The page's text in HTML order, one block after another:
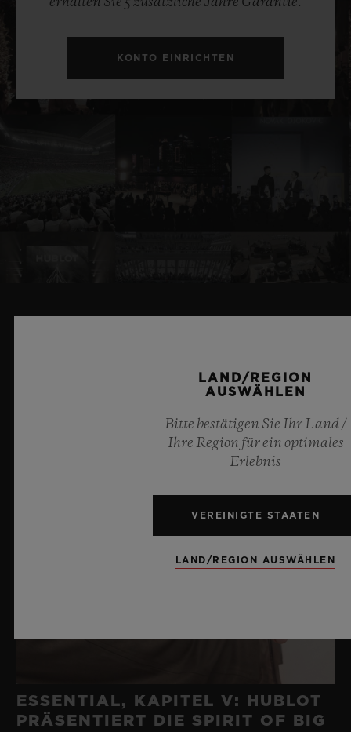
KONTO EINRICHTEN
ESSENTIAL, KAPITEL V: HUBLOT
PRÄSENTIERT DIE SPIRIT OF BIG
LAND/REGION
AUSWÄHLEN
Bitte bestätigen Sie Ihr Land /
Ihre Region für ein optimales
Erlebnis
VEREINIGTE STAATEN
LAND/REGION AUSWÄHLEN